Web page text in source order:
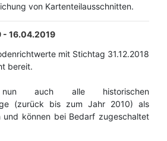
von Kartenteilausschnitten.
- 16.04.2019
mit Stichtag 31.12.2018
bereit.
auch alle historischen
(zurück bis zum Jahr 2010) als
und können bei Bedarf zugeschaltet